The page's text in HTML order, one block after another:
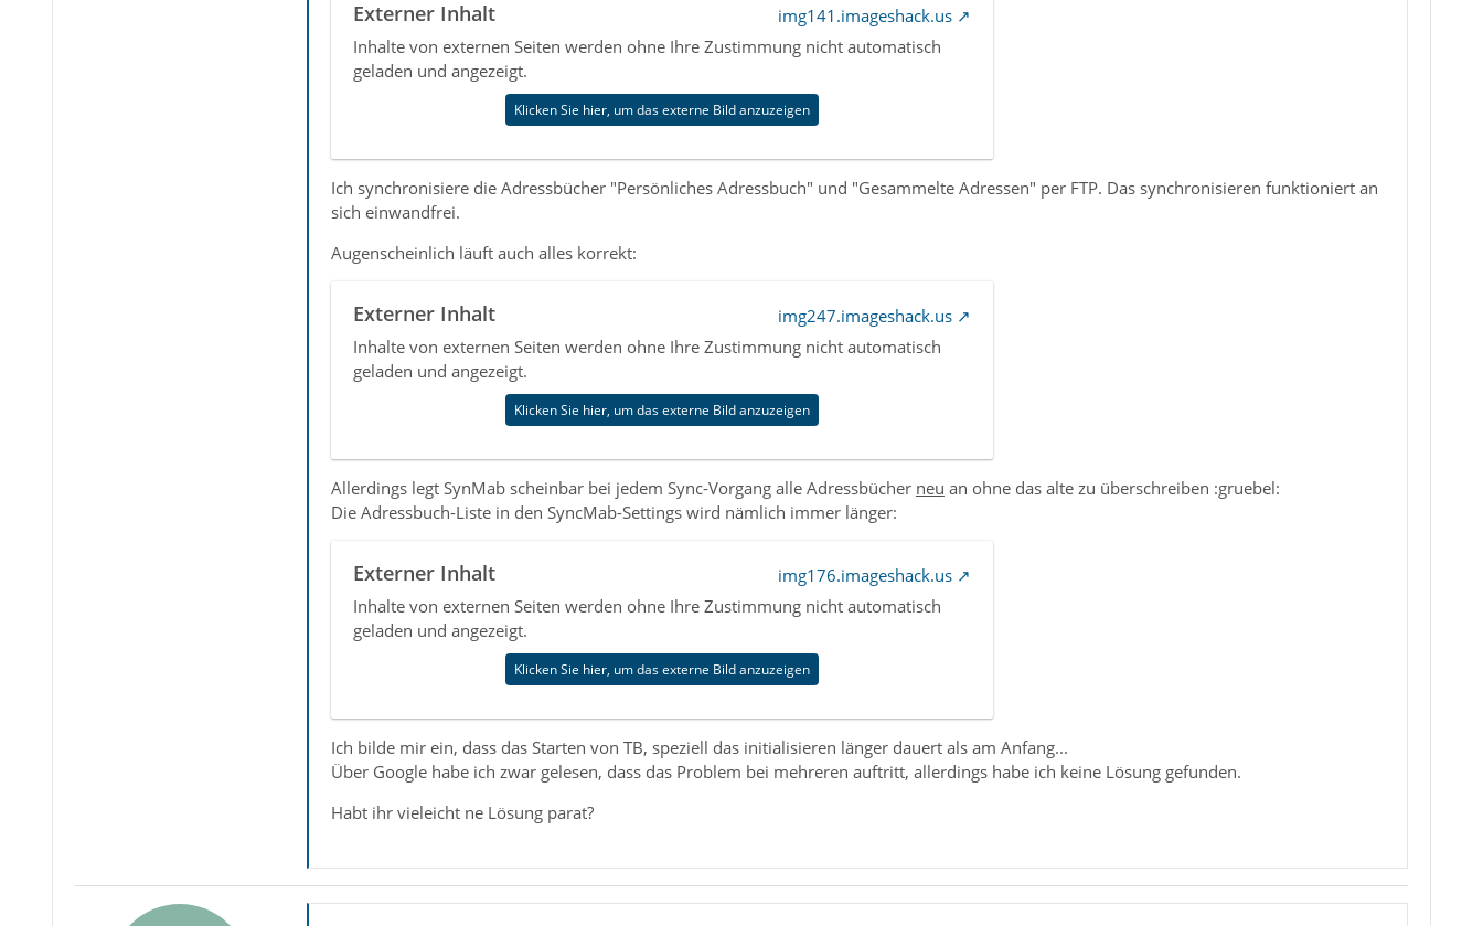
Externer Inhalt
img141.imageshack.us
Inhalte von externen Seiten werden ohne Ihre Zustimmung nicht automatisch
geladen und angezeigt.
Klicken Sie hier, um das externe Bild anzuzeigen
Ich synchronisiere die Adressbücher "Persönliches Adressbuch" und "Gesammelte Adressen" per FTP. Das synchronisieren funktioniert an
sich einwandfrei.
Augenscheinlich läuft auch alles korrekt:
Externer Inhalt
img247.imageshack.us
Inhalte von externen Seiten werden ohne Ihre Zustimmung nicht automatisch
geladen und angezeigt.
Klicken Sie hier, um das externe Bild anzuzeigen
Allerdings legt SynMab scheinbar bei jedem Sync-Vorgang alle Adressbücher neu an ohne das alte zu überschreiben :gruebel:
Die Adressbuch-Liste in den SyncMab-Settings wird nämlich immer länger:
Externer Inhalt
img176.imageshack.us
Inhalte von externen Seiten werden ohne Ihre Zustimmung nicht automatisch
geladen und angezeigt.
Klicken Sie hier, um das externe Bild anzuzeigen
Ich bilde mir ein, dass das Starten von TB, speziell das initialisieren länger dauert als am Anfang...
Über Google habe ich zwar gelesen, dass das Problem bei mehreren auftritt, allerdings habe ich keine Lösung gefunden.
Habt ihr vieleicht ne Lösung parat?